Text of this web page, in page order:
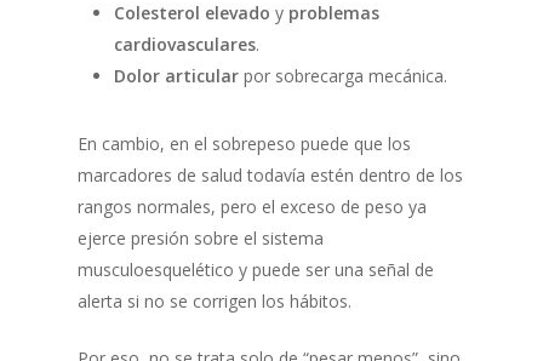
Colesterol elevado y problemas
cardiovasculares.
Dolor articular por sobrecarga mecánica.
En cambio, en el sobrepeso puede que los
marcadores de salud todavía estén dentro de los
rangos normales, pero el exceso de peso ya
ejerce presión sobre el sistema
musculoesquelético y puede ser una señal de
alerta si no se corrigen los hábitos.